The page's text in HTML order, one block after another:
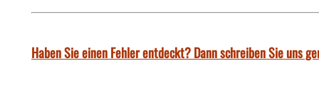
Haben Sie einen Fehler entdeckt? Dann schreiben Sie uns